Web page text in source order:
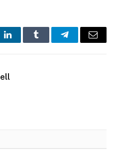
LinkedInTumblr TelegramEmail